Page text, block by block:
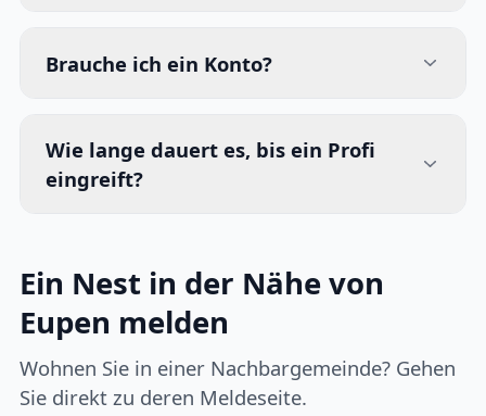
Brauche ich ein Konto?
Wie lange dauert es, bis ein Profi
eingreift?
Ein Nest in der Nähe von
Eupen melden
Wohnen Sie in einer Nachbargemeinde? Gehen
Sie direkt zu deren Meldeseite.